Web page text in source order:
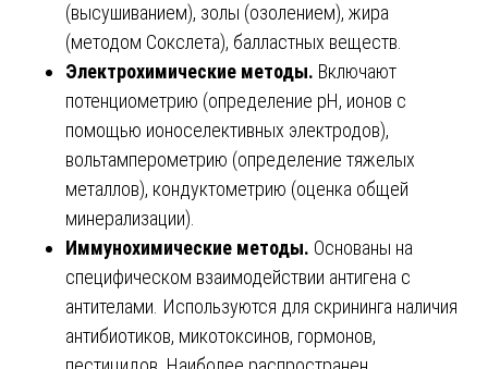
(высушиванием), золы (озолением), жира
(методом Сокслета), балластных веществ.
Электрохимические методы. Включают
потенциометрию (определение рН, ионов с
помощью ионоселективных электродов),
вольтамперометрию (определение тяжелых
металлов), кондуктометрию (оценка общей
минерализации).
Иммунохимические методы. Основаны на
специфическом взаимодействии антигена с
антителами. Используются для скрининга наличия
антибиотиков, микотоксинов, гормонов,